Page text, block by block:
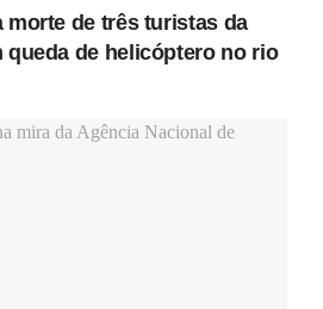
morte de três turistas da
queda de helicóptero no rio